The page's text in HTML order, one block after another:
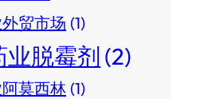
贸市场 (1)
业脱霉剂 (2)
莫西林 (1)